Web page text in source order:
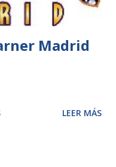
Madrid
LEER MÁS